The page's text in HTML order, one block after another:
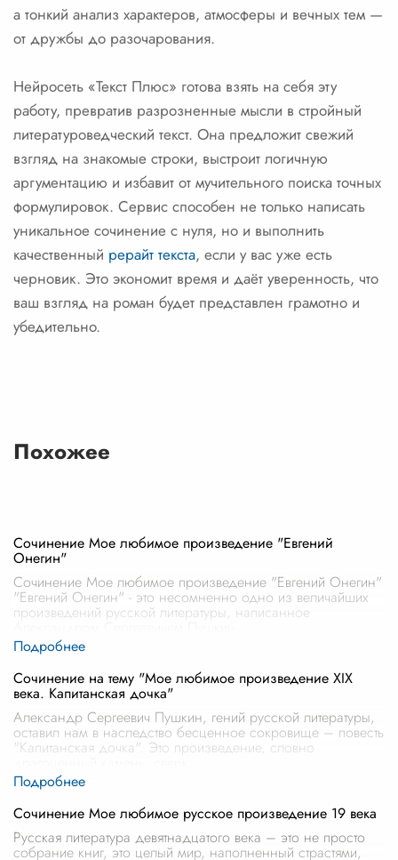
а тонкий анализ характеров, атмосферы и вечных тем —
от дружбы до разочарования.
Нейросеть «Текст Плюс» готова взять на себя эту
работу, превратив разрозненные мысли в стройный
литературоведческий текст. Она предложит свежий
взгляд на знакомые строки, выстроит логичную
аргументацию и избавит от мучительного поиска точных
формулировок. Сервис способен не только написать
уникальное сочинение с нуля, но и выполнить
качественный рерайт текста, если у вас уже есть
черновик. Это экономит время и даёт уверенность, что
ваш взгляд на роман будет представлен грамотно и
убедительно.
Похожее
Сочинение Мое любимое произведение "Евгений
Онегин"
Сочинение Мое любимое произведение "Евгений Онегин"
"Евгений Онегин" - это несомненно одно из величайших
произведений русской литературы, написанное
Сочинение на тему "Мое любимое произведение XIX
века. Капитанская дочка"
Александр Сергеевич Пушкин, гений русской литературы,
оставил нам в наследство бесценное сокровище – повесть
"Капитанская дочка". Это произведение, словно
Сочинение Мое любимое русское произведение 19 века
Русская литература девятнадцатого века – это не просто
собрание книг, это целый мир, наполненный страстями,